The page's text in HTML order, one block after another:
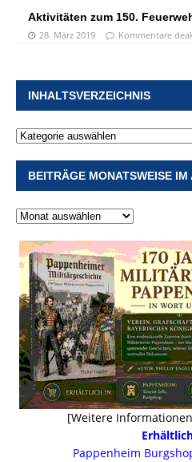
Aktivitäten zum 150.
28. März 2019 Kommentare
INHALTSVERZEICHNIS
BEITRÄGE MONATSWEISE IM
[Weitere
Pappenheim